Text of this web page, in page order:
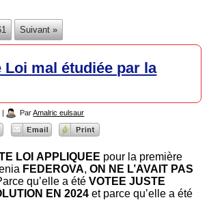
Suivant »
Loi mal étudiée par la
| Par Amalric eulsaur
LOI APPLIQUEE pour la première
FEDEROVA,ON NE L’AVAIT PAS
qu’elle a étéVOTEE JUSTE
EN 2024 et parce qu’elle a été